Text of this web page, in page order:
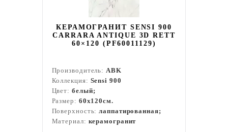
КЕРАМОГРАНИТ SENSI 900
CARRARA ANTIQUE 3D RETT
60×120 (PF60011129)
Производитель:ABK
Коллекция: Sensi 900
Цвет: белый;
Размер: 60x120см.
Поверхность:лаппатированная;
Материал: керамогранит